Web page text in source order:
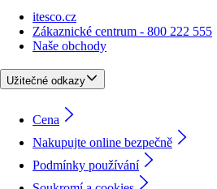
itesco.cz
Zákaznické centrum - 800 222 555
Naše obchody
Užitečné odkazy
Cena
Nakupujte online bezpečně
Podmínky používání